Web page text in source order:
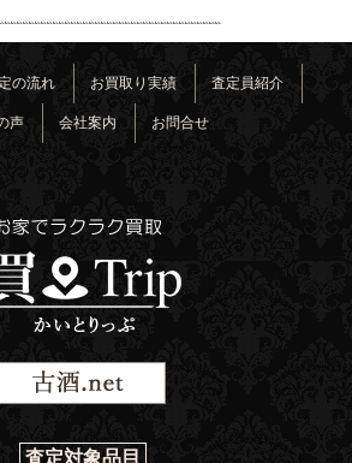
の流れ お買取り実績 査定員紹介
声 会社案内 お問合せ
査定対象品目